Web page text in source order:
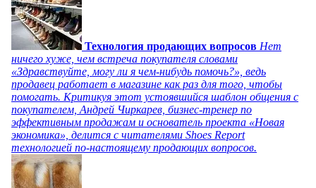
Технология продающих вопросов Нет
ничего хуже, чем встреча покупателя словами
«Здравствуйте, могу ли я чем-нибудь помочь?», ведь
продавец работает в магазине как раз для того, чтобы
помогать. Критикуя этот устоявшийся шаблон общения с
покупателем, Андрей Чиркарев, бизнес-тренер по
эффективным продажам и основатель проекта «Новая
экономика», делится с читателями Shoes Report
технологией по-настоящему продающих вопросов.